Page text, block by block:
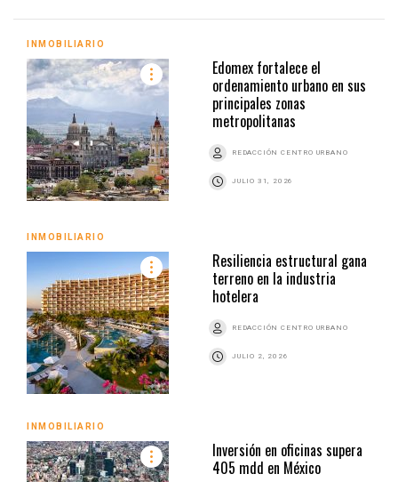
INMOBILIARIO
Edomex fortalece el
ordenamiento urbano en sus
principales zonas
metropolitanas
REDACCIÓN CENTRO URBANO
JULIO 31, 2026
INMOBILIARIO
Resiliencia estructural gana
terreno en la industria
hotelera
REDACCIÓN CENTRO URBANO
JULIO 2, 2026
INMOBILIARIO
Inversión en oficinas supera
405 mdd en México